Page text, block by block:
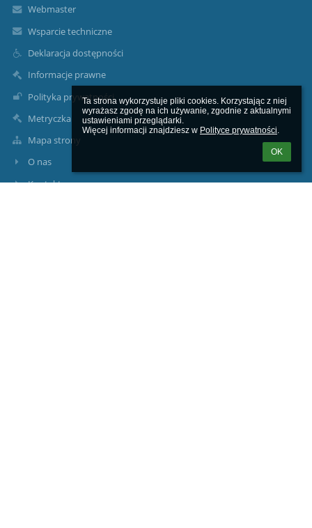
Ta strona wykorzystuje pliki cookies. Korzystając z niej
wyrażasz zgodę na ich używanie, zgodnie z aktualnymi
ustawieniami przeglądarki.
Więcej informacji znajdziesz w Polityce prywatności.
OK
Webmaster
Wsparcie techniczne
Deklaracja dostępności
Informacje prawne
Polityka prywatności
Metryczka
Mapa strony
O nas
Kontakt